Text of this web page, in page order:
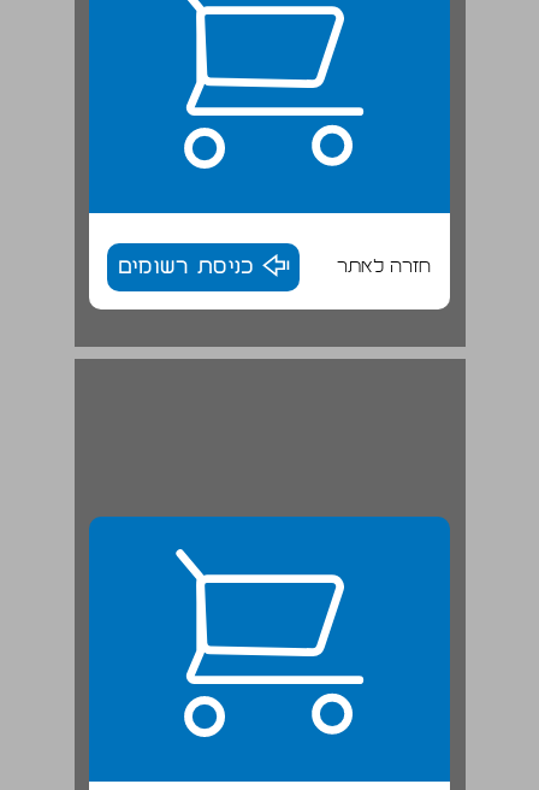
חזרה לאתר כניסת רשומים